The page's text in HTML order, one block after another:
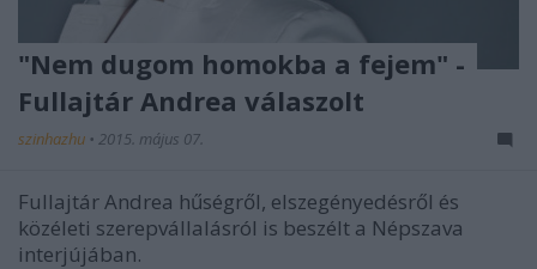
"Nem dugom homokba a fejem" -
Fullajtár Andrea válaszolt
szinhazhu • 2015. május 07.
Fullajtár Andrea hűségről, elszegényedésről és
közéleti szerepvállalásról is beszélt a Népszava
interjújában.